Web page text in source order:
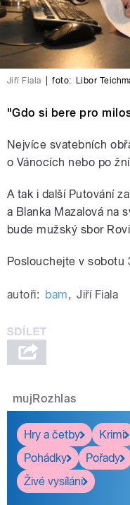
Jiří Fiala foto: Libor
"Gdo si bere pro
Nejvíce svatebních
o Vánocích nebo po
A tak i další Putování
a Blanka Mazalová na
bude mužský sbor
Poslouchejte v sobotu
autoři: bam, Jiří Fiala
mujRozhlas
Hry a četby
Krimi
Pohádky
Pořady
Živé vysílání